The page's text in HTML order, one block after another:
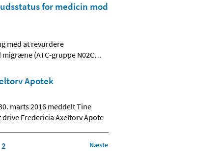
for medicin mod
med at revurdere
(ATC-gruppe N02C…
Apotek
marts 2016 meddelt Tine
Fredericia Axeltorv Apote
2 Næste